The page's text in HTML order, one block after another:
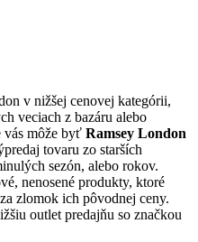
v nižšej cenovej kategórii,
veciach z bazáru alebo
vás môže byť Ramsey London
tovaru zo starších
sezón, alebo rokov.
nenosené produkty, ktoré
zlomok ich pôvodnej ceny.
outlet predajňu so značkou